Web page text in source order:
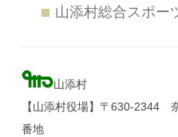
山添村総合スポー
山添村
【山添村役場】〒630-2344
番地